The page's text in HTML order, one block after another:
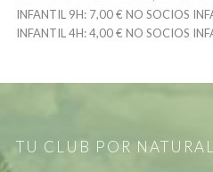
INFANTIL 9H: 7,00 € NO SOCIOS
INFANTIL 4H:4,00 € NO SOCIOS
TU CLUB POR